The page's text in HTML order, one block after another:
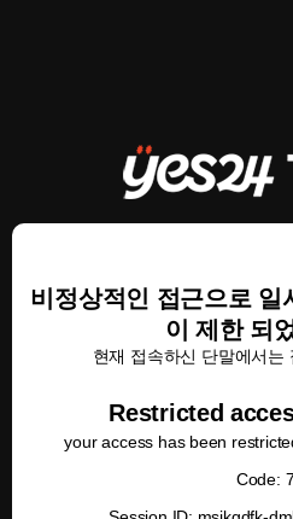
비정상적인 접근으로 일
이 제한 되
현재 접속하신 단말에서는
Restricted
your access has been
Code: